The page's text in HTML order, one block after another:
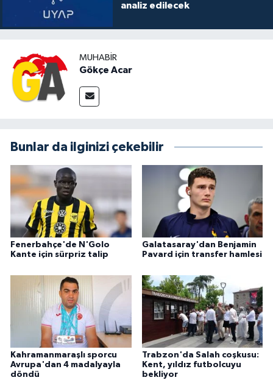
analiz edilecek
MUHABIR
Gökçe Acar
Bunlar da ilginizi çekebilir
Fenerbahçe'de N'Golo
Kante için sürpriz talip
Galatasaray'dan Benjamin
Pavard için transfer hamlesi
Kahramanmaraşlı sporcu
Avrupa'dan 4 madalyayla
döndü
Trabzon'da Salah coşkusu:
Kent, yıldız futbolcuyu
bekliyor